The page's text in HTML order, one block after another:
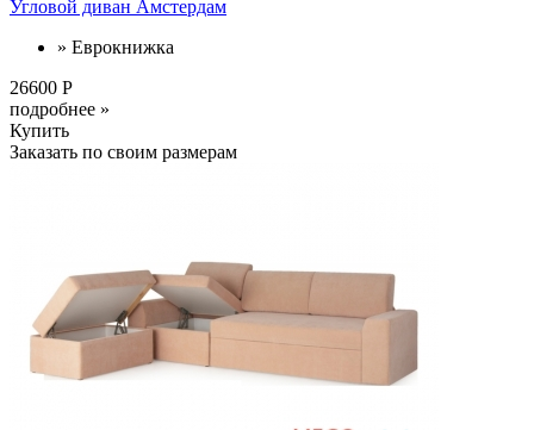
Угловой диван Амстердам
» Еврокнижка
26600 Р
подробнее »
Купить
Заказать по своим размерам